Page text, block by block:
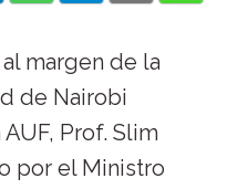
margen de la
de Nairobi
Prof. Slim
por el Ministro